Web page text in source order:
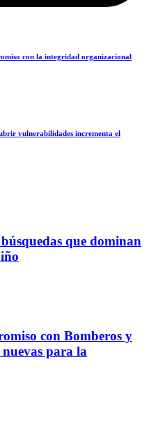
con la integridad organizacional
vulnerabilidades incrementa el
que dominan
con Bomberos y
para la